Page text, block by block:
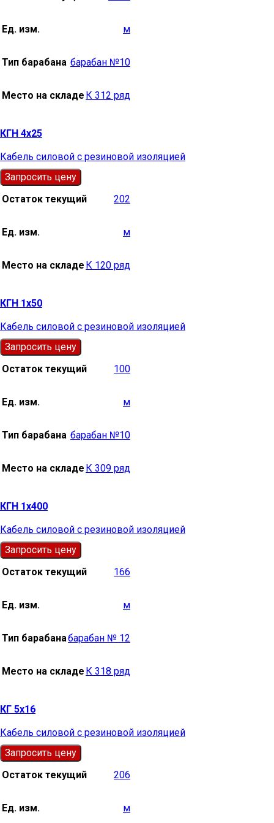
Ед. изм. м
Тип барабана барабан №10
Место на складе К 312 ряд
КГН 4х25
Кабель силовой с резиновой изоляцией
Запросить цену
Остаток текущий
202
Ед. изм. м
Место на складе К 120 ряд
КГН 1х50
Кабель силовой с резиновой изоляцией
Запросить цену
Остаток текущий
100
Ед. изм. м
Тип барабана барабан №10
Место на складе К 309 ряд
КГН 1х400
Кабель силовой с резиновой изоляцией
Запросить цену
Остаток текущий
166
Ед. изм. м
Тип барабанабарабан № 12
Место на складе К 318 ряд
КГ 5х16
Кабель силовой с резиновой изоляцией
Запросить цену
Остаток текущий
206
Ед. изм. м